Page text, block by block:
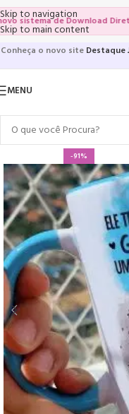
Skip to navigation
Skip to main content
de Download Direto!
Conheça o novo site Destaque
MENU
-91%